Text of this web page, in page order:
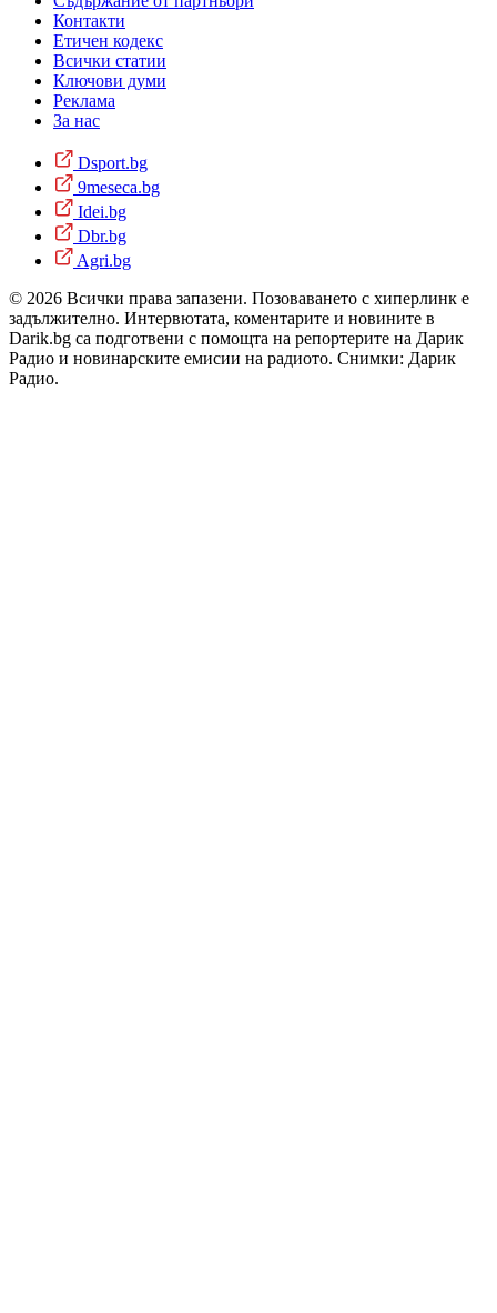
Контакти
Етичен кодекс
Всички статии
Ключови думи
Реклама
За нас
Dsport.bg
9meseca.bg
Idei.bg
Dbr.bg
Agri.bg
© 2026 Всички права запазени. Позоваването с хиперлинк е
задължително. Интервютата, коментарите и новините в
Darik.bg са подготвени с помощта на репортерите на Дарик
Радио и новинарските емисии на радиото. Снимки: Дарик
Радио.